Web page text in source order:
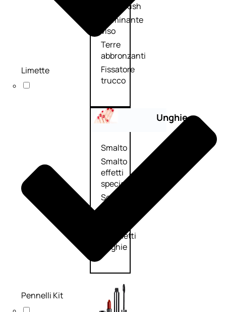
Fard/Blush
Illuminante
viso
Terre
abbronzanti
Fissatore
trucco
Unghie
Smalto
Smalto
effetti
speciali
Solvente
Cofanetti
unghie
Limette
Pennelli Kit